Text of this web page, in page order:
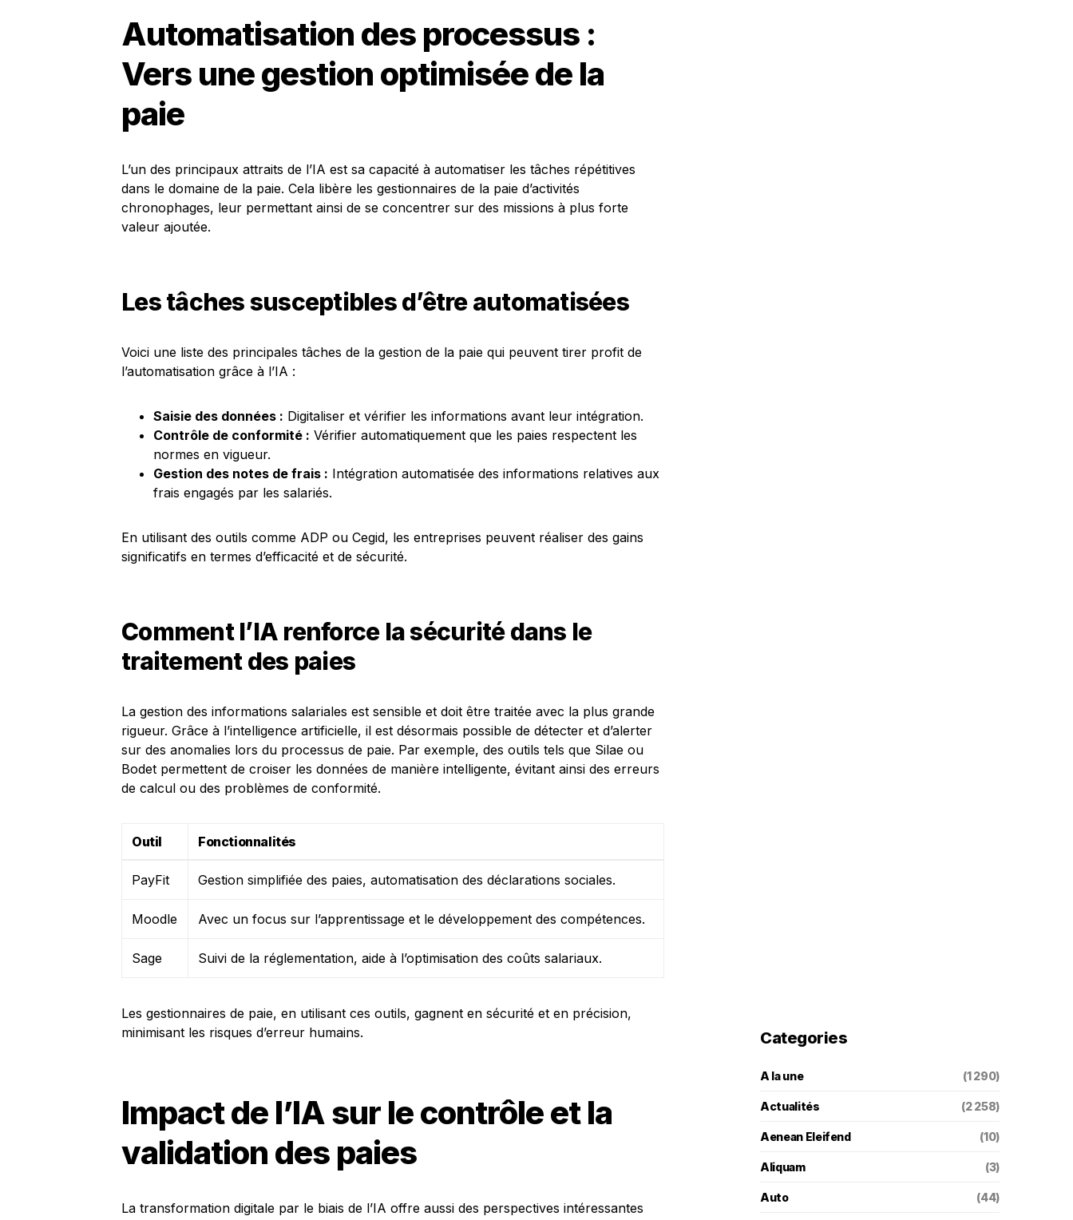
Automatisation des processus :
Vers une gestion optimisée de la
paie
L’un des principaux attraits de l’IA est sa capacité à automatiser les tâches répétitives
dans le domaine de la paie. Cela libère les gestionnaires de la paie d’activités
chronophages, leur permettant ainsi de se concentrer sur des missions à plus forte
valeur ajoutée.
Les tâches susceptibles d’être automatisées
Voici une liste des principales tâches de la gestion de la paie qui peuvent tirer profit de
l’automatisation grâce à l’IA :
Saisie des données : Digitaliser et vérifier les informations avant leur intégration.
Contrôle de conformité : Vérifier automatiquement que les paies respectent les
normes en vigueur.
Gestion des notes de frais : Intégration automatisée des informations relatives aux
frais engagés par les salariés.
En utilisant des outils comme ADP ou Cegid, les entreprises peuvent réaliser des gains
significatifs en termes d’efficacité et de sécurité.
Comment l’IA renforce la sécurité dans le
traitement des paies
La gestion des informations salariales est sensible et doit être traitée avec la plus grande
rigueur. Grâce à l’intelligence artificielle, il est désormais possible de détecter et d’alerter
sur des anomalies lors du processus de paie. Par exemple, des outils tels que Silae ou
Bodet permettent de croiser les données de manière intelligente, évitant ainsi des erreurs
de calcul ou des problèmes de conformité.
Outil Fonctionnalités
PayFit Gestion simplifiée des paies, automatisation des déclarations sociales.
Moodle Avec un focus sur l’apprentissage et le développement des compétences.
Sage Suivi de la réglementation, aide à l’optimisation des coûts salariaux.
Les gestionnaires de paie, en utilisant ces outils, gagnent en sécurité et en précision,
minimisant les risques d’erreur humains.
Impact de l’IA sur le contrôle et la
validation des paies
La transformation digitale par le biais de l’IA offre aussi des perspectives intéressantes
Categories
A la une (1 290)
Actualités (2 258)
Aenean Eleifend (10)
Aliquam (3)
Auto (44)